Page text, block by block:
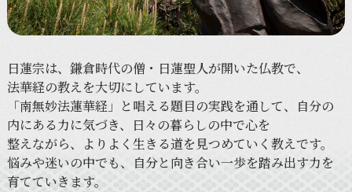
日蓮宗は、 鎌倉時代の僧・日蓮聖人が開いた仏教で、
法華経の教えを大切にしています。
「南無妙法蓮華経」と唱える題目の実践を通して、
自分の
内にある力に気づき、 日々の暮らしの中で心を
整えながら、
より よく 生きる道を見つめていく 教えです。
悩みや迷いの中でも、 自分と向き合い一歩を踏み出す力を
育てていきます。